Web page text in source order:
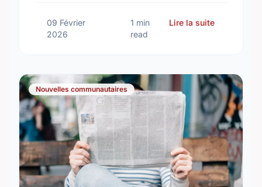
09 Février
2026
1 min
read
Lire la suitesur
Nouvelles communautaires